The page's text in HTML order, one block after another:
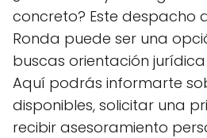
concreto? Este despacho
Ronda puede ser una
buscas orientación
Aquí podrás informarte
disponibles, solicitar una
recibir asesoramiento